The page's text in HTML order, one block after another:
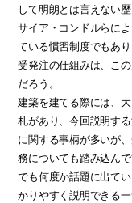
して明朗とは言えない
サイア・コンドルらに
ている慣習制度でもあ
受発注の仕組みは、こ
だろう。
建築を建てる際には、
札があり、今回説明す
に関する事柄が多いが
務についても踏み込ん
でも何度か話題に出て
かりやすく説明できる